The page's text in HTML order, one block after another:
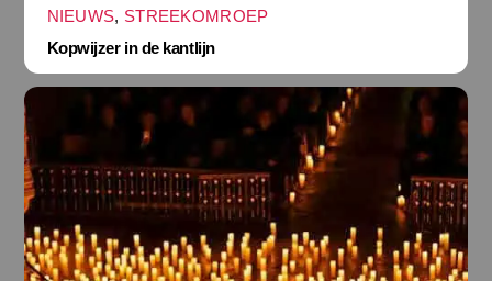
NIEUWS, STREEKOMROEP
Kopwijzer in de kantlijn